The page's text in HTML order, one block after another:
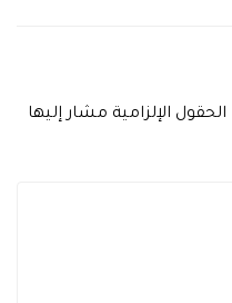
الحقول الإلزامية مشار إليها